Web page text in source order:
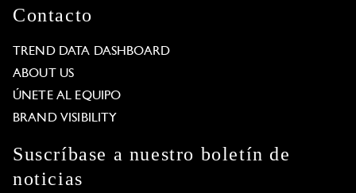
Contacto
TREND DATA DASHBOARD
ABOUT US
ÚNETE AL EQUIPO
BRAND VISIBILITY
Suscríbase a nuestro boletín de
noticias